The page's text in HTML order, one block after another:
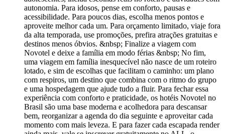
autonomia. Para idosos, pense em conforto, pausas e
acessibilidade. Para poucos dias, escolha menos pontos e
aproveite melhor cada um. Para orçamento limitado, viaje fora
da alta temporada, use promoções, prefira atrações gratuitas e
destinos menos óbvios. &nbsp; Finalize a viagem com
Novotel e deixe a família em modo férias &nbsp; No fim,
uma viagem em família inesquecível não nasce de um roteiro
lotado, e sim de escolhas que facilitam o caminho: um plano
com respiros, um destino que combina com o ritmo do grupo
e uma hospedagem que ajude tudo a fluir. Para fechar essa
experiência com conforto e praticidade, os hotéis Novotel no
Brasil são uma base moderna e acolhedora para descansar
bem, reorganizar a agenda do dia seguinte e aproveitar cada
momento com mais leveza. E para fazer cada escapada render